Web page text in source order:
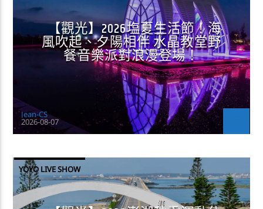
【觀光】2026塩夏生活節！海
風吹起、夕陽相伴 水晶教堂野
餐音樂派對浪漫登場！
Jean-CS
2026-08-07
YOYO LIVE SHOW